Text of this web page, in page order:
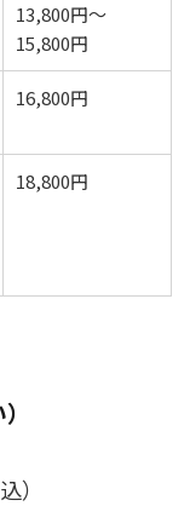
13,800円〜
15,800円
16,800円
18,800円
）